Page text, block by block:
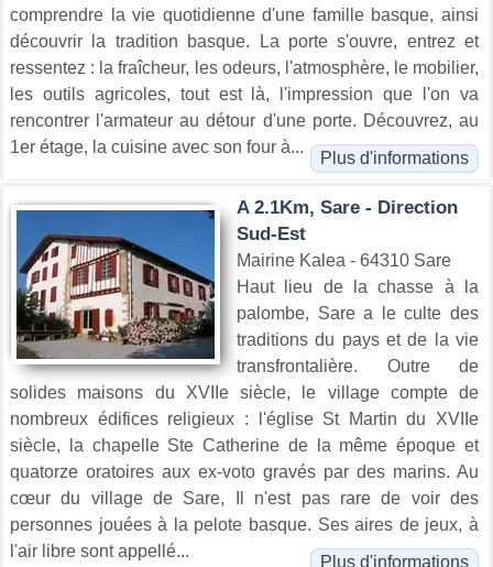
comprendre la vie quotidienne d'une famille basque, ainsi
découvrir la tradition basque. La porte s'ouvre, entrez et
ressentez : la fraîcheur, les odeurs, l'atmosphère, le mobilier,
les outils agricoles, tout est là, l'impression que l'on va
rencontrer l'armateur au détour d'une porte. Découvrez, au
1er étage, la cuisine avec son four à...
Plus d'informations
A 2.1Km, Sare - Direction
Sud-Est
Mairine Kalea - 64310 Sare
Haut lieu de la chasse à la
palombe, Sare a le culte des
traditions du pays et de la vie
transfrontalière. Outre de
solides maisons du XVIIe siècle, le village compte de
nombreux édifices religieux : l'église St Martin du XVIIe
siècle, la chapelle Ste Catherine de la même époque et
quatorze oratoires aux ex-voto gravés par des marins. Au
cœur du village de Sare, Il n'est pas rare de voir des
personnes jouées à la pelote basque. Ses aires de jeux, à
l'air libre sont appellé...
Plus d'informations